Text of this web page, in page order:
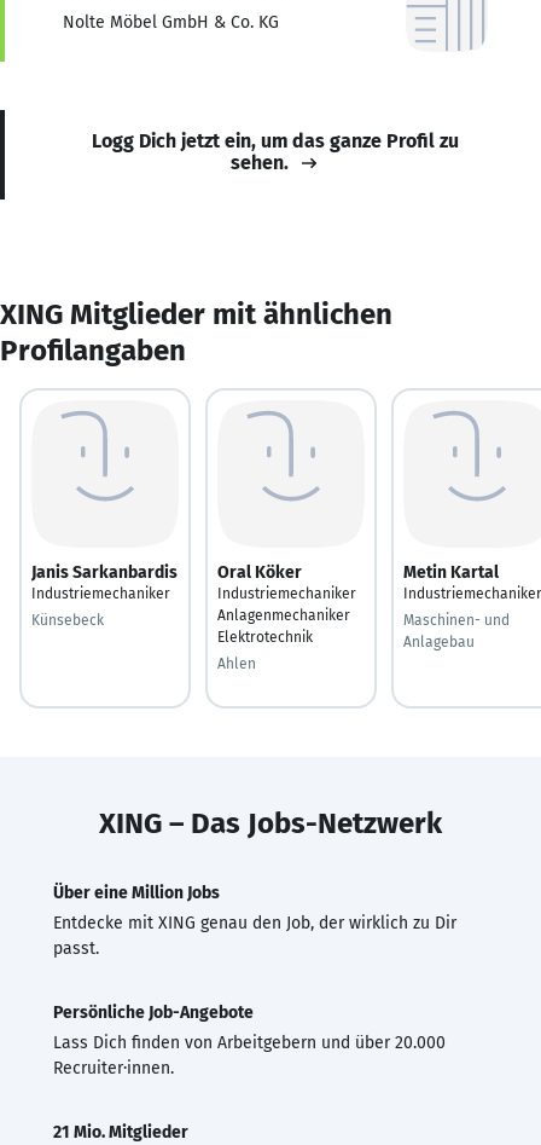
Nolte Möbel GmbH & Co. KG
Logg Dich jetzt ein, um das ganze Profil zu
sehen.
XING Mitglieder mit ähnlichen
Profilangaben
Janis Sarkanbardis
Industriemechaniker
Künsebeck
Oral Köker
Industriemechaniker
Anlagenmechaniker
Elektrotechnik
Ahlen
Metin Kartal
Industriemechaniker
Maschinen- und
Anlagebau
XING – Das Jobs-Netzwerk
Über eine Million Jobs
Entdecke mit XING genau den Job, der wirklich zu Dir
passt.
Persönliche Job-Angebote
Lass Dich finden von Arbeitgebern und über 20.000
Recruiter·innen.
21 Mio. Mitglieder